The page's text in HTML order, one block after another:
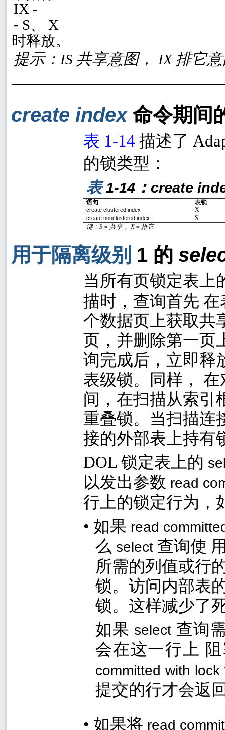
IX -
- S、 X
时释放。
提示： IS 共享意图， IX 排它
create index 命令期间
表 1-14 描述了
的锁类型：
表1-14 ： create
语句 表锁
create clustered index X
create nonclustered index
S
键： S = 共享，X = 排它
用于隔离级别 1 的
当所有页锁定表上
描时，查询首先
个数据页上获取共
页，并删除第一页
询完成后，立即释
表级锁。同样，
间，在扫描从索引
重叠锁。当扫描连
接的外部表上持有
DOL 锁定表上的
以发出参数 read
行上的锁定行为，
• 如果 read
么 select 查询使
所需的列值或行
锁。访问内部表
锁。这样减少了
如果 select 查询
会在这一行上
committed with lock
提交的行才会返
• 如果将 read